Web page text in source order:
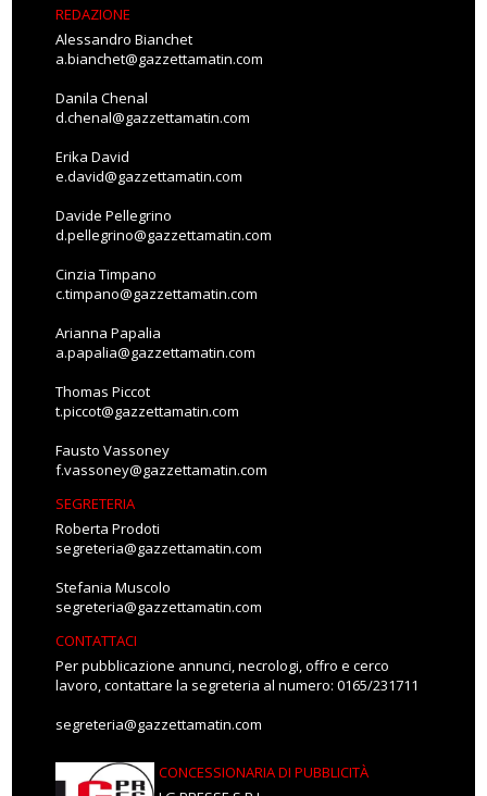
REDAZIONE
Alessandro Bianchet
a.bianchet@gazzettamatin.com
Danila Chenal
d.chenal@gazzettamatin.com
Erika David
e.david@gazzettamatin.com
Davide Pellegrino
d.pellegrino@gazzettamatin.com
Cinzia Timpano
c.timpano@gazzettamatin.com
Arianna Papalia
a.papalia@gazzettamatin.com
Thomas Piccot
t.piccot@gazzettamatin.com
Fausto Vassoney
f.vassoney@gazzettamatin.com
SEGRETERIA
Roberta Prodoti
segreteria@gazzettamatin.com
Stefania Muscolo
segreteria@gazzettamatin.com
CONTATTACI
Per pubblicazione annunci, necrologi, offro e cerco
lavoro, contattare la segreteria al numero: 0165/231711
segreteria@gazzettamatin.com
CONCESSIONARIA DI PUBBLICITÀ